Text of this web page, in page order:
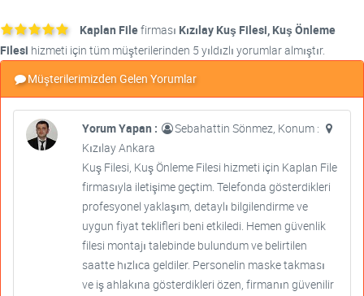
Kaplan Filefirması Kızılay Kuş Filesi, Kuş Önleme
Filesi hizmeti için tüm müşterilerinden 5 yıldızlı yorumlar almıştır.
Müşterilerimizden Gelen Yorumlar
Yorum Yapan :
Sebahattin Sönmez, Konum :
Kızılay Ankara
Kuş Filesi, Kuş Önleme Filesi hizmeti için Kaplan File
firmasıyla iletişime geçtim. Telefonda gösterdikleri
profesyonel yaklaşım, detaylı bilgilendirme ve
uygun fiyat teklifleri beni etkiledi. Hemen güvenlik
filesi montajı talebinde bulundum ve belirtilen
saatte hızlıca geldiler. Personelin maske takması
ve iş ahlakına gösterdikleri özen, firmanın güvenilir